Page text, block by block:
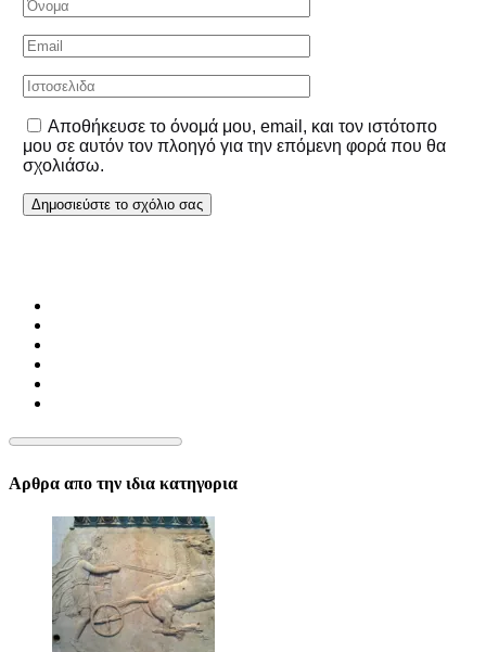
Αποθήκευσε το όνομά μου, email, και τον ιστότοπο
μου σε αυτόν τον πλοηγό για την επόμενη φορά που θα
σχολιάσω.
Αρθρα απο την ιδια κατηγορια